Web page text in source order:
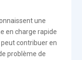
une
en charge rapide
contribuer en
problème de